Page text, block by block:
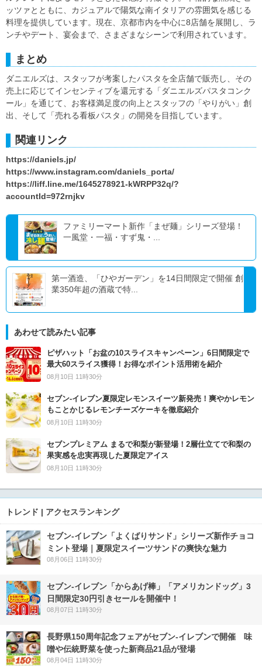
ッツァとともに、カジュアルで陽気な南イタリアの雰囲気を感じる
料理を提供しています。現在、京都市内を中心に8店舗を展開し、ラ
ンチやデート、宴会まで、さまざまなシーンで利用されています。
まとめ
ダニエルズは、スタッフが考案したパスタを全店舗で販売し、その
売上に応じてインセンティブを還元する「ダニエルズパスタコンク
ール」を通じて、お客様満足度の向上とスタッフの「やりがい」創
出、そして「売れる看板パスタ」の開発を目指しています。
関連リンク
https://daniels.jp/
https://www.instagram.com/daniels_porta/
https://liff.line.me/1645278921-kWRPP32q/?
accountId=972rnjkv
ファミリーマート新作「まぜ麺」シリーズ登場！
一風堂・一福・すず鬼・...
第一酒造、「ひやガーデン」を14日間限定で開催 創
業350年超の酒蔵で特...
あわせて読みたい記事
ピザハット「お盆の10スライスキャンペーン」6日間限定で
最大60スライス獲得！お得なポイント活用術を紹介
08月10日 11時30分
セブン‐イレブン夏限定レモンスイーツ新発売！爽やかレモン
もことかじるレモンチーズケーキを徹底紹介
08月10日 11時30分
セブンプレミアム まるで和梨が新登場！2層仕立てで和梨の
果実感を忠実再現した夏限定アイス
08月10日 11時30分
トレンド | アクセスランキング
セブン‐イレブン「よくばりサンド」シリーズ新作チョコ
ミント登場｜夏限定スイーツサンドの爽快な魅力
08月06日 11時30分
セブン‐イレブン「からあげ棒」「アメリカンドッグ」3
日間限定30円引きセールを開催中！
08月07日 11時30分
長野県150周年記念フェアがセブン-イレブンで開催 味
噌や伝統野菜を使った新商品21品が登場
08月04日 11時30分